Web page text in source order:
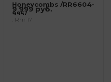
Honeycombs /RR6604-
995/
9 999 руб.
: Rm 17